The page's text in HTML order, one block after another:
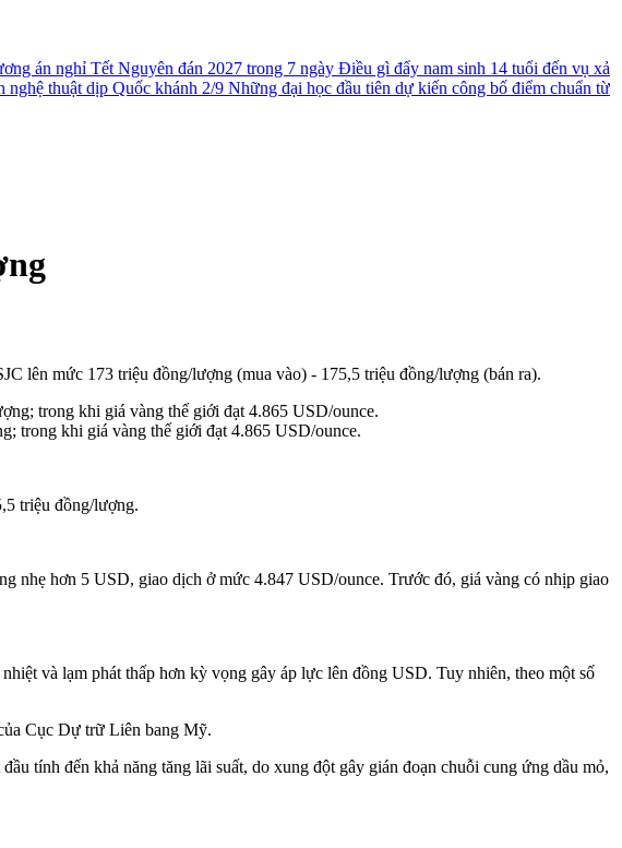
án nghỉ Tết Nguyên đán 2027 trong 7 ngày Điều gì đẩy nam sinh 14 tuổi đến vụ xả
thuật dịp Quốc khánh 2/9 Những đại học đầu tiên dự kiến công bố điểm chuẩn từ
lên mức 173 triệu đồng/lượng (mua vào) - 175,5 triệu đồng/lượng (bán ra).
trong khi giá vàng thế giới đạt 4.865 USD/ounce.
triệu đồng/lượng.
nhẹ hơn 5 USD, giao dịch ở mức 4.847 USD/ounce. Trước đó, giá vàng có nhịp giao
và lạm phát thấp hơn kỳ vọng gây áp lực lên đồng USD. Tuy nhiên, theo một số
Cục Dự trữ Liên bang Mỹ.
tính đến khả năng tăng lãi suất, do xung đột gây gián đoạn chuỗi cung ứng dầu mỏ,